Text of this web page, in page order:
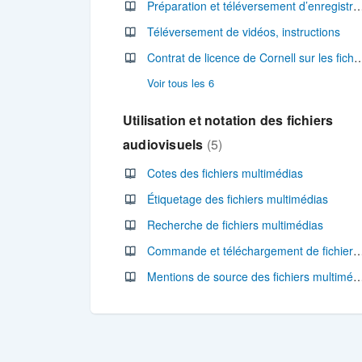
Préparation et téléversement
Téléversement de vidéos, instructions
Contrat de licence de
Voir tous les 6
Utilisation et notation des fichiers
audiovisuels 5
Cotes des fichiers multimédias
Étiquetage des fichiers multimédias
Recherche de fichiers multimédias
Commande et téléchargement
Mentions de source des